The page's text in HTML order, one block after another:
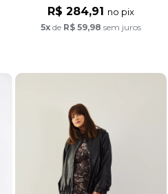
R$ 284,91 no pix
5x de R$ 59,98 sem juros